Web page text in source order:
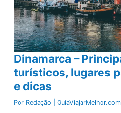
Dinamarca –
turísticos, lugares
e dicas
Por Redação | GuiaViajarMelhor.com